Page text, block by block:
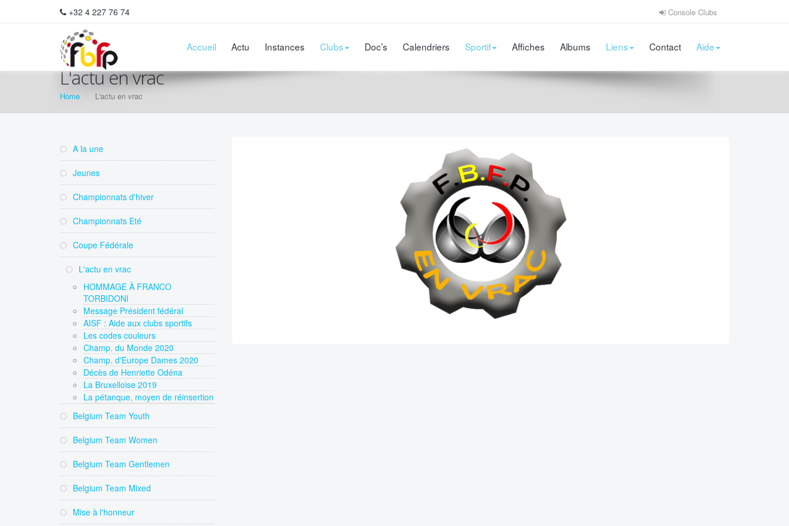
+32 4 227 76 74 Console Clubs
Accueil Actu Instances Clubs Doc’s Calendriers Sportif Affiches Albums Liens Contact Aide
L'actu en vrac
Home L'actu en vrac
A la une
Jeunes
Championnats d'hiver
Championnats Eté
Coupe Fédérale
L'actu en vrac
HOMMAGE À FRANCO
TORBIDONI
Message Président fédéral
AISF : Aide aux clubs sportifs
Les codes couleurs
Champ. du Monde 2020
Champ. d'Europe Dames 2020
Décès de Henriette Odéna
La Bruxelloise 2019
La pétanque, moyen de réinsertion
Belgium Team Youth
Belgium Team Women
Belgium Team Gentlemen
Belgium Team Mixed
Mise à l'honneur